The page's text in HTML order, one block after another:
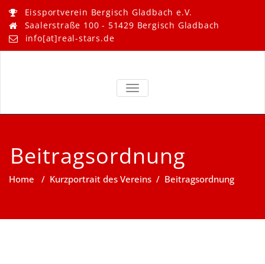
content
Eissportverein Bergisch Gladbach e.V.
Saalerstraße 100 - 51429 Bergisch Gladbach
info[at]real-stars.de
Real Stars –
TOGGLE NAVIGATION
Beitragsordnung
Home / Kurzportrait des Vereins / Beitragsordnung